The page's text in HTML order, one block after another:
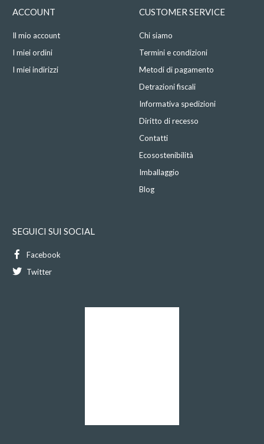
ACCOUNT
Il mio account
I miei ordini
I miei indirizzi
CUSTOMER SERVICE
Chi siamo
Termini e condizioni
Metodi di pagamento
Detrazioni fiscali
Informativa spedizioni
Diritto di recesso
Contatti
Ecosostenibilità
Imballaggio
Blog
SEGUICI SUI SOCIAL
Facebook
Twitter